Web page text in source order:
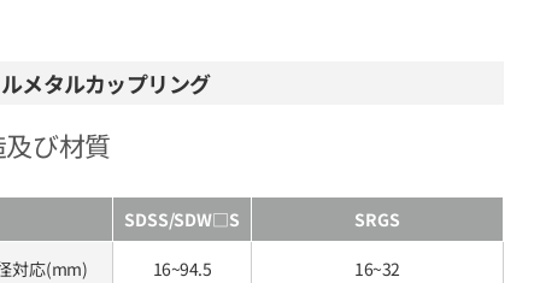
メタルカップリング
び材質
SDSS/SDW□S SRGS
対応(mm) 16~94.5 16~32